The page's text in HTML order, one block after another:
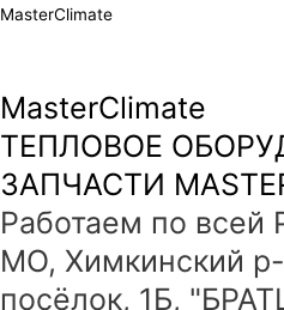
MasterClimate
MasterClimate
ТЕПЛОВОЕ
ЗАПЧАСТИ
Работаем по всей
МО, Химкинский
посёлок, 1Б,